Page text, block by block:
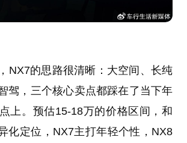
NX7的思路很清晰：大空间、长纯
驾，三个核心卖点都踩在了当下年
上。预估15-18万的价格区间，和
化定位，NX7主打年轻个性，NX8